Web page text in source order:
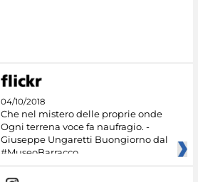
04/10/2018
Che nel mistero delle proprie onde
Ogni terrena voce fa naufragio. -
Giuseppe Ungaretti Buongiorno dal
#MuseoBarracco